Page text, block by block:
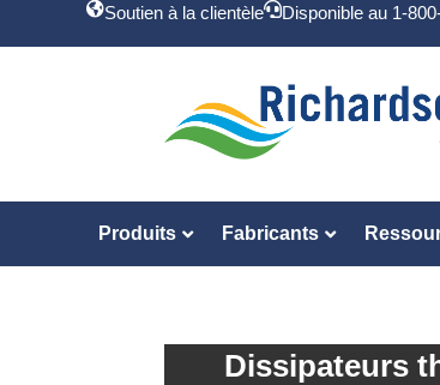
Soutien à la clientèle Disponible au 1-
Produits Fabricants
Dissipateurs